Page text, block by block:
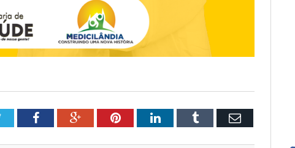
TwitterFacebookGoogle+PinterestLinkedInTumblr Email